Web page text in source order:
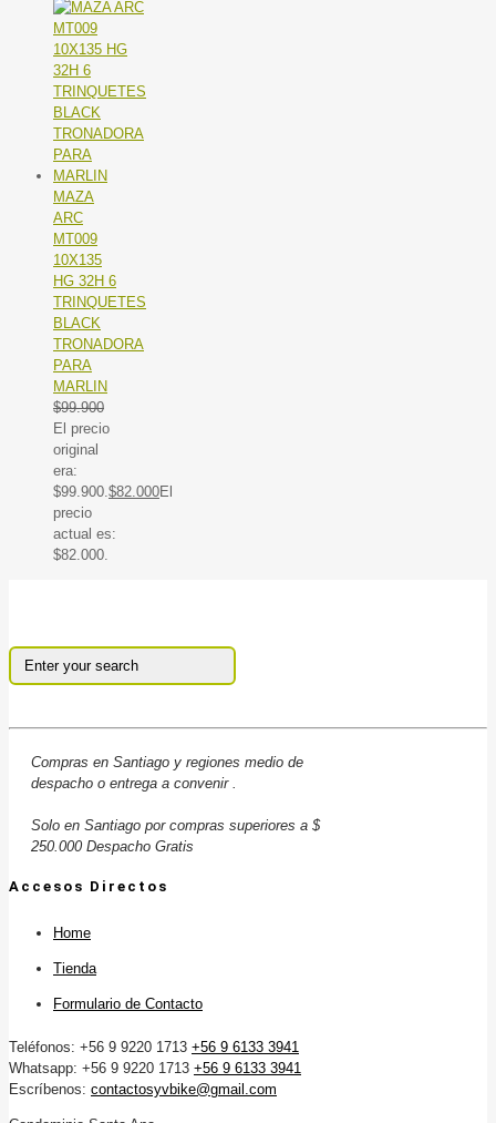
MAZA
ARC
MT009
10X135
HG 32H 6
TRINQUETES
BLACK
TRONADORA
PARA
MARLIN
$99.900
El precio
original
era:
$99.900. $82.000El
precio
actual es:
$82.000.
Compras en Santiago y regiones medio de
despacho o entrega a convenir .
Solo en Santiago por compras superiores a $
250.000 Despacho Gratis
Accesos Directos
Home
Tienda
Formulario de Contacto
Teléfonos: +56 9 9220 1713 +56 9 6133 3941
Whatsapp: +56 9 9220 1713 +56 9 6133 3941
Escríbenos: contactosyvbike@gmail.com